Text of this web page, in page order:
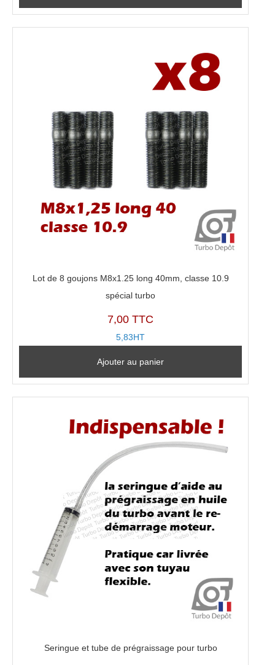
Lot de 8 goujons M8x1.25 long 40mm, classe 10.9
spécial turbo
7,00 TTC
5,83HT
Ajouter au panier
Seringue et tube de prégraissage pour turbo